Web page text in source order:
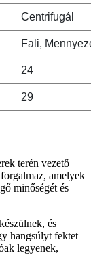
Centrifugál
Fali,
24
29
terén vezető
amelyek
minőségét és
és
hangsúlyt fektet
legyenek,